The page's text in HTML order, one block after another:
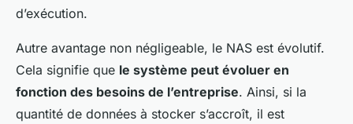
d’exécution.
Autre avantage non négligeable, le NAS est évolutif.
Cela signifie que le système peut évoluer en
fonction des besoins de l’entreprise. Ainsi, si la
quantité de données à stocker s’accroît, il est